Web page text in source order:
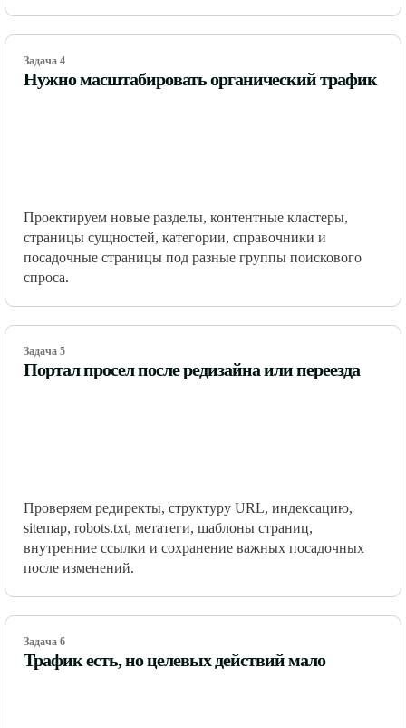
Задача 4
Нужно масштабировать органический трафик
Проектируем новые разделы, контентные кластеры,
страницы сущностей, категории, справочники и
посадочные страницы под разные группы поискового
спроса.
Задача 5
Портал просел после редизайна или переезда
Проверяем редиректы, структуру URL, индексацию,
sitemap, robots.txt, метатеги, шаблоны страниц,
внутренние ссылки и сохранение важных посадочных
после изменений.
Задача 6
Трафик есть, но целевых действий мало